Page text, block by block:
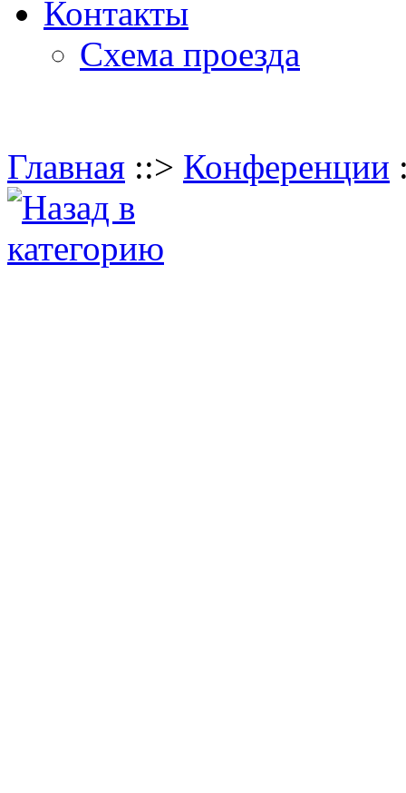
Контакты
Схема проезда
Главная ::> Конференции